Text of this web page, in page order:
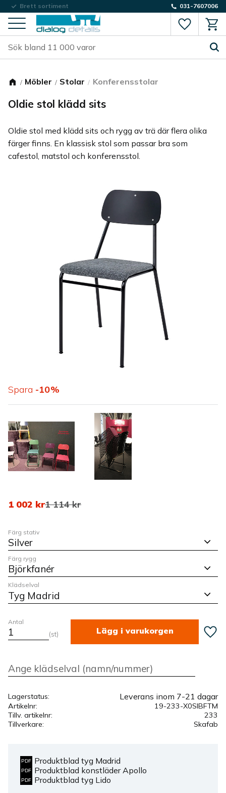
Meny
Brett sortiment
Låg fraktkostnad 031-7607006
Möbler Stolar Konferensstolar
Oldie stol klädd sits
Oldie stol med klädd sits och rygg av trä där flera olika
färger finns. En klassisk stol som passar bra som
cafestol, matstol och konferensstol.
Spara 10%
Nedsatt pris:
1 002 krOrdinarie pris:
1 114kr
Färg stativ
Färg rygg
Klädselval
Antal
st Lägg
Lagerstatus Leverans inom 7-21 dagar
Artikelnr
19-233-X0SIBFTM
Tillv. artikelnr
233
Tillverkare
Skafab
Produktblad tyg Madrid
Produktblad konstläder Apollo
Produktblad tyg Lido